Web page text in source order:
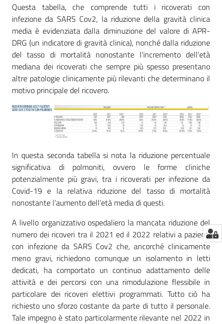
Questa tabella, che comprende tutti i ricoverati con
infezione da SARS Cov2, la riduzione della gravità clinica
media è evidenziata dalla diminuzione del valore di APR-
DRG (un indicatore di gravità clinica), nonché dalla riduzione
del tasso di mortalità nonostante l'incremento dell’età
mediana dei ricoverati che sempre più spesso presentano
altre patologie clinicamente più rilevanti che determinano il
motivo principale del ricovero.
In questa seconda tabella si nota la riduzione percentuale
significativa di polmoniti, ovvero le forme cliniche
potenzialmente più gravi, tra i ricoverati per infezione da
Covid-19 e la relativa riduzione del tasso di mortalità
nonostante l’aumento dell’età media di questi.
A livello organizzativo ospedaliero la mancata riduzione del
numero dei ricoveri tra il 2021 ed il 2022 relativi a pazienti
con infezione da SARS Cov2 che, ancorché clinicamente
meno gravi, richiedono comunque un isolamento in letti
dedicati, ha comportato un continuo adattamento delle
attività e dei percorsi con una rimodulazione flessibile in
particolare dei ricoveri elettivi programmati. Tutto ciò ha
richiesto uno sforzo costante da parte di tutto il personale.
Tale impegno è stato particolarmente rilevante nel 2022 in